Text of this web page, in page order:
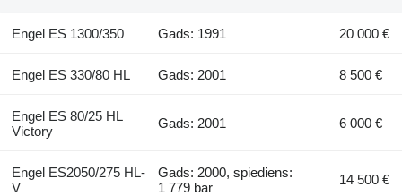
Engel ES 1300/350 Gads: 1991 20 000 €
Engel ES 330/80 HL Gads: 2001 8 500 €
Engel ES 80/25 HL
Victory
Gads: 2001 6 000 €
Engel ES2050/275 HL-
V
Gads: 2000, spiediens:
1 779 bar
14 500 €